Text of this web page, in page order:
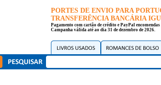
PORTES DE ENVIO PARA
TRANSFERÊNCIA BANCÁRIA
Pagamento com cartão de crédito e PayPal
Campanha válida até ao dia 31 de dezembro de 2026.